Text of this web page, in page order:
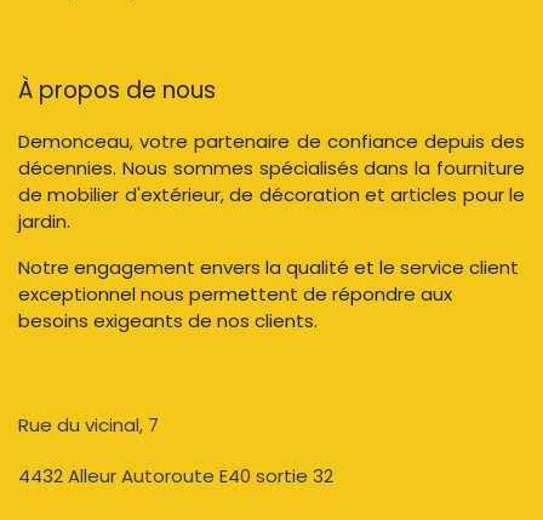
À propos de nous
Demonceau, votre partenaire de confiance depuis des
décennies. Nous sommes spécialisés dans la fourniture
de mobilier d'extérieur, de décoration et articles pour le
jardin.
Notre engagement envers la qualité et le service client
exceptionnel nous permettent de répondre aux
besoins exigeants de nos clients.
Rue du vicinal, 7​
4432 Alleur Autoroute E40 sortie 32